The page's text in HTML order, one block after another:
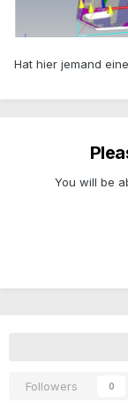
Hat hier jemand
You will be
Followers 0